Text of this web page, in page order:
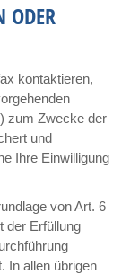
ODER
kontaktieren,
zum Zwecke der
und
Ihre Einwilligung
von Art. 6
der Erfüllung
In allen übrigen